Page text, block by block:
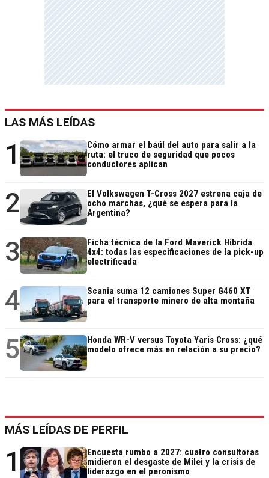
LAS MÁS LEÍDAS
1
Cómo armar el baúl del auto para salir a la
ruta: el truco de seguridad que pocos
conductores aplican
2
El Volkswagen T-Cross 2027 estrena caja de
ocho marchas, ¿qué se espera para la
Argentina?
3
Ficha técnica de la Ford Maverick Híbrida
4x4: todas las especificaciones de la pick-up
electrificada
4
Scania suma 12 camiones Super G460 XT
para el transporte minero de alta montaña
5
Honda WR-V versus Toyota Yaris Cross: ¿qué
modelo ofrece más en relación a su precio?
MÁS LEÍDAS DE PERFIL
1
Encuesta rumbo a 2027: cuatro consultoras
midieron el desgaste de Milei y la crisis de
liderazgo en el peronismo